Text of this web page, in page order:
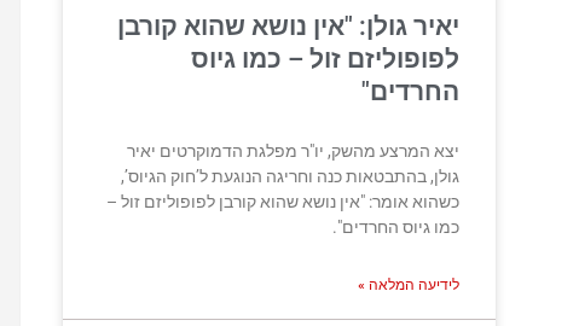
יאיר גולן: "אין נושא שהוא קורבן
לפופוליזם זול – כמו גיוס
החרדים"
יצא המרצע מהשק, יו"ר מפלגת הדמוקרטים יאיר
גולן, בהתבטאות כנה וחריגה הנוגעת ל’חוק הגיוס’,
כשהוא אומר: "אין נושא שהוא קורבן לפופוליזם זול –
כמו גיוס החרדים".
לידיעה המלאה »